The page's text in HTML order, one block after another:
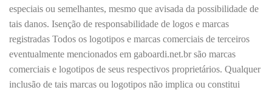
especiais ou semelhantes, mesmo que avisada da possibilidade de
tais danos. Isenção de responsabilidade de logos e marcas
registradas Todos os logotipos e marcas comerciais de terceiros
eventualmente mencionados em gaboardi.net.br são marcas
comerciais e logotipos de seus respectivos proprietários. Qualquer
inclusão de tais marcas ou logotipos não implica ou constitui